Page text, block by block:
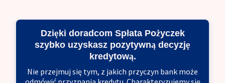
Dzięki doradcom Spłata Pożyczek
szybko uzyskasz pozytywną decyzję
kredytową.
Nie przejmuj się tym, z jakich przyczyn bank może